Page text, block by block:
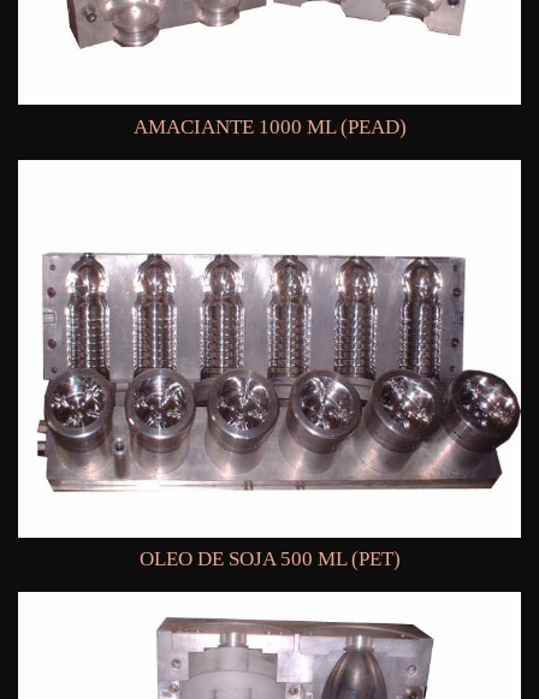
AMACIANTE 1000 ML (PEAD)
OLEO DE SOJA 500 ML (PET)